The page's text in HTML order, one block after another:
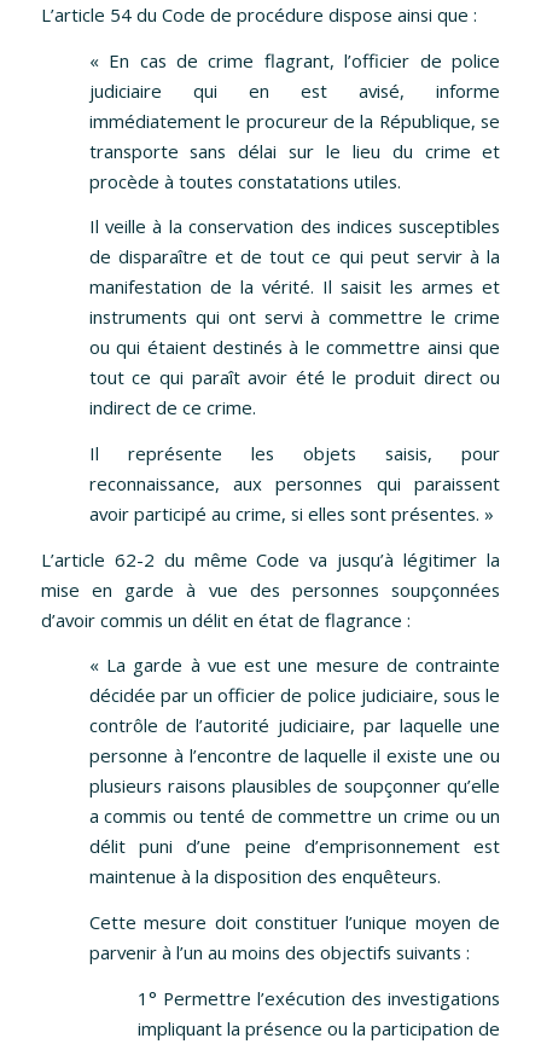
L’article 54 du Code de procédure dispose ainsi que :
« En cas de crime flagrant, l’officier de police
judiciaire qui en est avisé, informe
immédiatement le procureur de la République, se
transporte sans délai sur le lieu du crime et
procède à toutes constatations utiles.
Il veille à la conservation des indices susceptibles
de disparaître et de tout ce qui peut servir à la
manifestation de la vérité. Il saisit les armes et
instruments qui ont servi à commettre le crime
ou qui étaient destinés à le commettre ainsi que
tout ce qui paraît avoir été le produit direct ou
indirect de ce crime.
Il représente les objets saisis, pour
reconnaissance, aux personnes qui paraissent
avoir participé au crime, si elles sont présentes. »
L’article 62-2 du même Code va jusqu’à légitimer la
mise en garde à vue des personnes soupçonnées
d’avoir commis un délit en état de flagrance :
« La garde à vue est une mesure de contrainte
décidée par un officier de police judiciaire, sous le
contrôle de l’autorité judiciaire, par laquelle une
personne à l’encontre de laquelle il existe une ou
plusieurs raisons plausibles de soupçonner qu’elle
a commis ou tenté de commettre un crime ou un
délit puni d’une peine d’emprisonnement est
maintenue à la disposition des enquêteurs.
Cette mesure doit constituer l’unique moyen de
parvenir à l’un au moins des objectifs suivants :
1° Permettre l’exécution des investigations
impliquant la présence ou la participation de